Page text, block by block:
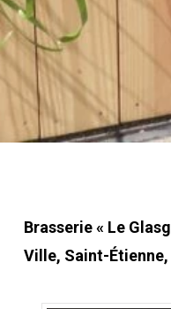
Brasserie « Le
Ville, Saint-